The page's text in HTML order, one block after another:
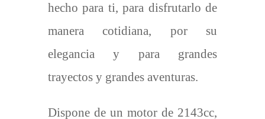
hecho para ti, para disfrutarlo de
manera cotidiana, por su
elegancia y para grandes
trayectos y grandes aventuras.
Dispone de un motor de 2143cc,